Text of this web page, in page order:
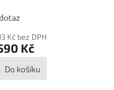
Kč bez DPH
Kč
Do košíku